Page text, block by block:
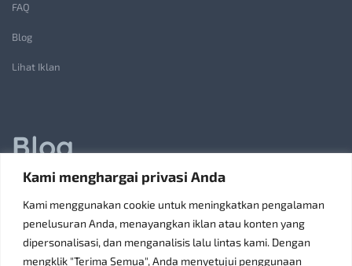
Kami menghargai privasi Anda
Kami menggunakan cookie untuk meningkatkan pengalaman
penelusuran Anda, menayangkan iklan atau konten yang
dipersonalisasi, dan menganalisis lalu lintas kami. Dengan
mengklik "Terima Semua", Anda menyetujui penggunaan
FAQ
Blog
Lihat Iklan
Blog
Jasa Pembuatan Lift Barang: Solusi Transportasi Vertikal
Receiving Parcels and Mail at a Rented Room in Singapore
6 Tips Pilih Oven Listrik Terbaik Sesuai Kebutuhan